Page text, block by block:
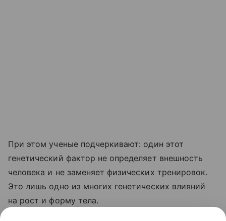
При этом ученые подчеркивают: один этот
генетический фактор не определяет внешность
человека и не заменяет физических тренировок.
Это лишь одно из многих генетических влияний
на рост и форму тела.